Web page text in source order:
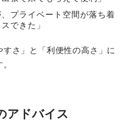
、プライベート空間が落ち着
できた」
さ」と「利便性の高さ」に
アドバイス